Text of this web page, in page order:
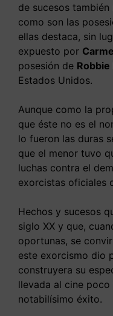
de sucesos
como son las
ellas destaca, sin
expuesto por
posesión de Robbie
Estados Unidos.
Aunque como la
que éste no es el
lo fueron las duras
que el menor tuvo
luchas contra el
exorcistas oficiales
Hechos y sucesos
siglo XX y que,
oportunas, se
este exorcismo dio
construyera su
llevada al cine
notabilísimo éxito.